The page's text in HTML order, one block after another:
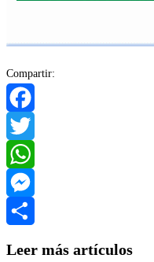
Compartir:
Facebook
Twitter
WhatsApp
Messenger
Leer más artículos